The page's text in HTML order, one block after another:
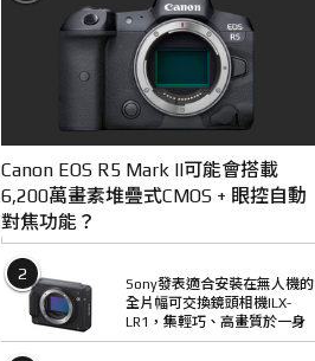
Canon EOS R5 Mark II可能會搭載
6,200萬畫素堆疊式CMOS + 眼控自動
對焦功能？
2
Sony發表適合安裝在無人機的
全片幅可交換鏡頭相機ILX-
LR1，集輕巧、高畫質於一身